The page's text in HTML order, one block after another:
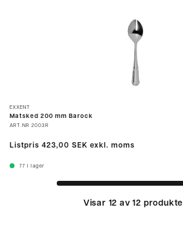
EXXENT
Matsked 200 mm Barock
ART.NR 2003R
Listpris 423,00 SEK exkl. moms
77 I lager
Visar 12 av 12